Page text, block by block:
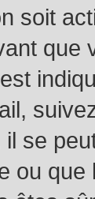
soit
il se
ou que